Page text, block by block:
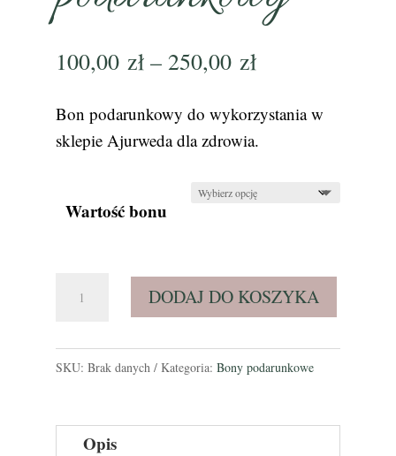
100,00 zł – 250,00 złZakres
od
100,00 zł
250,00 zł
Bon podarunkowy do wykorzystania w
sklepie Ajurweda dla zdrowia.
Wartość bonu
DODAJ DO KOSZYKA
SKU: Brak danych Kategoria: Bony podarunkowe
Opis